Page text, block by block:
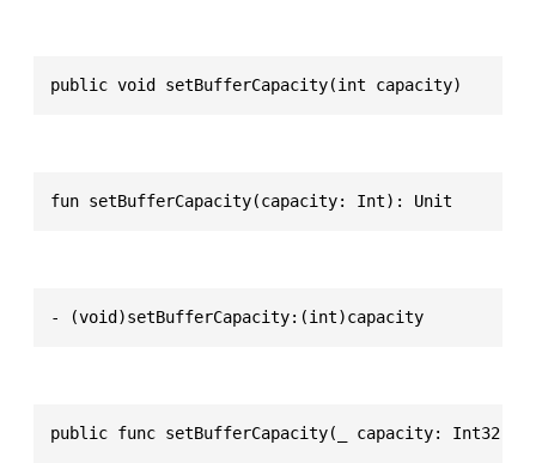
public void setBufferCapacity(int capacity)
fun setBufferCapacity(capacity: Int): Unit
- (void)setBufferCapacity:(int)capacity
public func setBufferCapacity(_ capacity: Int32) -